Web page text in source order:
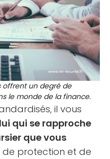
offrent un degré de
le monde de la finance.
il vous
qui se rapproche
que vous
de protection et de